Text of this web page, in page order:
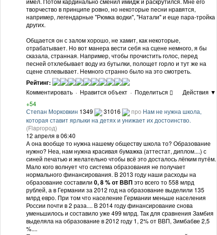
творчество в принципе ровно, но некоторые песни нравятся,
например, легендарные "Рюмка водки", "Натали" и еще пара-тройка
других.
Общается он с залом хорошо, не хамит, как некоторые,
отрабатывает. Но вот манера вести себя на сцене немного, я бы
сказала, странная. Например, чтобы прочистить голос, перед
песней отхлебывает воду из бутылки, полощет горло и тут же на
сцене сплевывает. Немного странно было на это смотреть.
Рейтинг:
Комментировать · Нравится объект · Поделиться
Действия ▼
+54
Степан Морковкин 1349 31016 про Нам не нужна школа,
которая ставит ярлыки на детях и унижает их достоинство.
(Flapгород)
12 апреля в 06:40
А она вообще то нужна нашему обществу школа то? Образование
нужно? Неа, нам нужна красивая бумажка (аттестат, диплом....) с
синей печатью и желательно чтобы всё это досталось лёгким путём.
Мало кого волнует что система образования не получает
нормального финансирования. В 2013 году наши расходы на
образование составили 0, 8 % от ВВП это всего то 558 млрд
рублей, а в Германии за 2012 год на образование выделили 135
млрд евро. При том что население Германии меньше населения
России почти в 2 раза.... В 2014 году финансирование снова
уменьшилось и составило уже 499 млрд. Так для сравнения Замбия
выделяла на образование в 2012 году 1, 2% от ВВП, Зимбабве 2,5
%....